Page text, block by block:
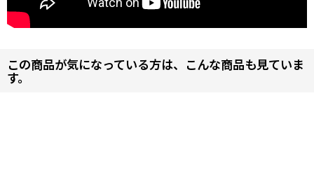
この商品が気になっている方は、こんな商品も見ていま
す。